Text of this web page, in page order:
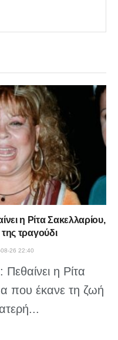
η Ρίτα Σακελλαρίου,
τραγούδι
26 22:40
η Ρίτα
που έκανε τη ζωή